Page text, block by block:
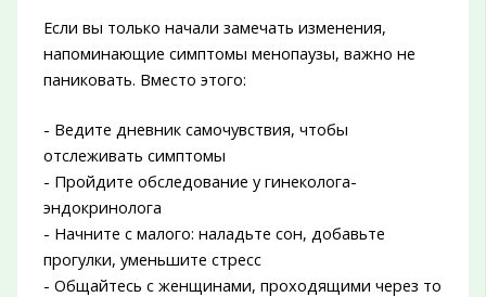
Если вы только начали замечать изменения,
напоминающие симптомы менопаузы, важно не
паниковать. Вместо этого:
- Ведите дневник самочувствия, чтобы
отслеживать симптомы
- Пройдите обследование у гинеколога-
эндокринолога
- Начните с малого: наладьте сон, добавьте
прогулки, уменьшите стресс
- Общайтесь с женщинами, проходящими через то